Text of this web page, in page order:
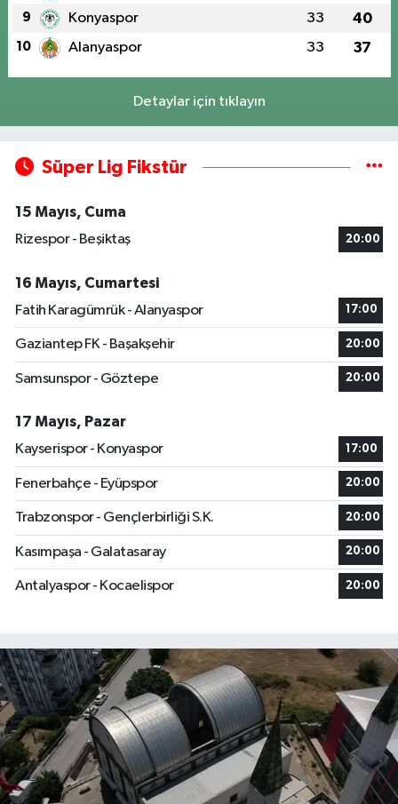
9 Konyaspor 33 40
10 Alanyaspor 33 37
Detaylar için tıklayın
Süper Lig Fikstür
15 Mayıs, Cuma
Rizespor - Beşiktaş
20:00
16 Mayıs, Cumartesi
Fatih Karagümrük - Alanyaspor
17:00
Gaziantep FK - Başakşehir 20:00
Samsunspor - Göztepe 20:00
17 Mayıs, Pazar
Kayserispor - Konyaspor
17:00
Fenerbahçe - Eyüpspor 20:00
Trabzonspor - Gençlerbirliği S.K. 20:00
Kasımpaşa - Galatasaray 20:00
Antalyaspor - Kocaelispor 20:00